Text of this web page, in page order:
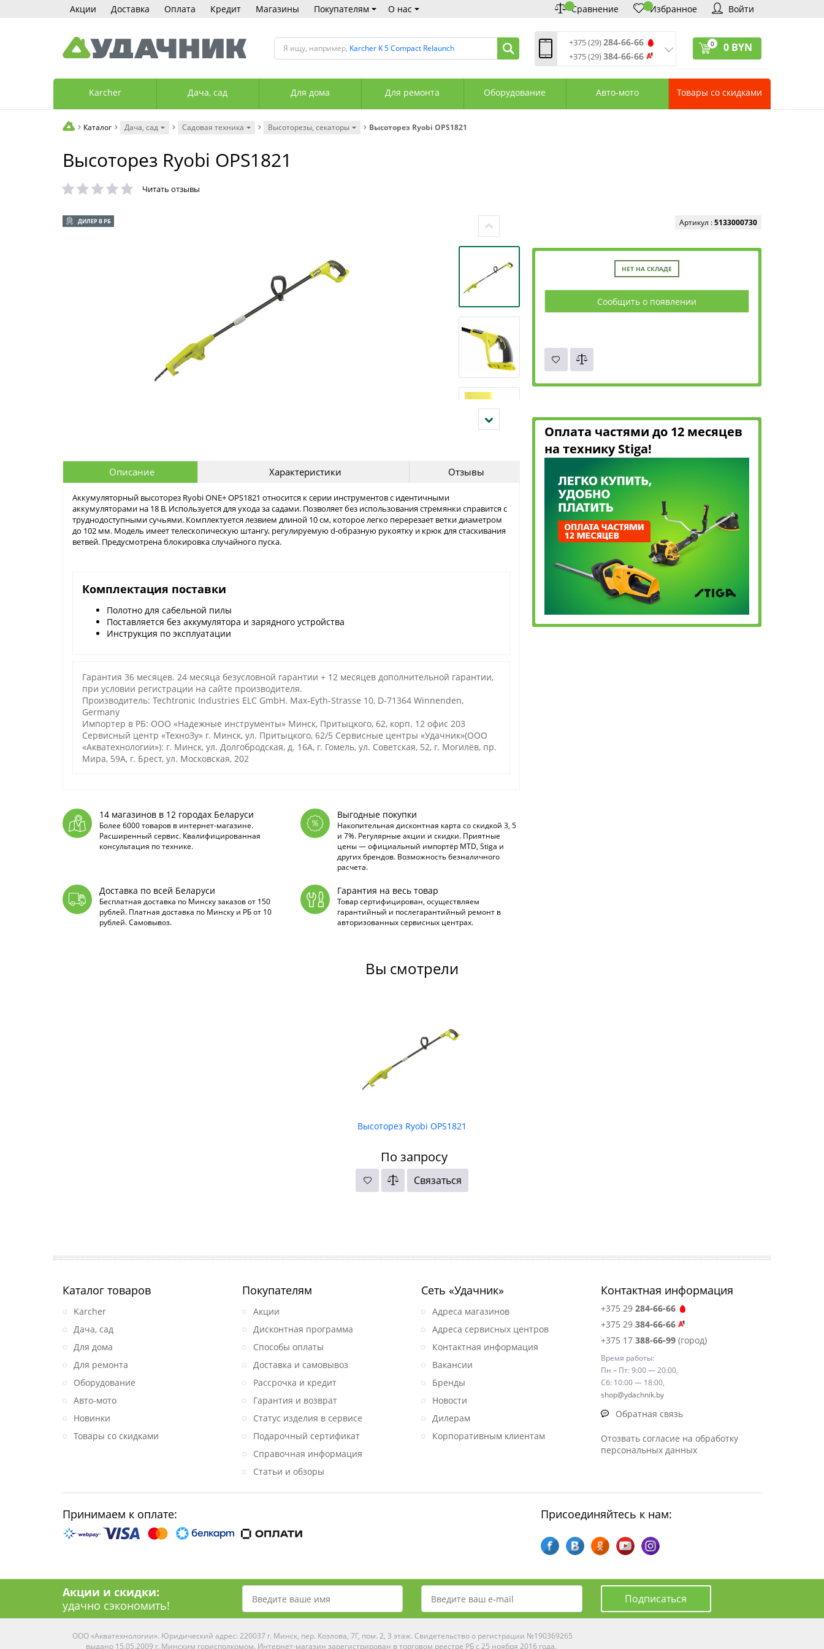
Акции Доставка Оплата Кредит Магазины Покупателям О нас Сравнение Избранное Войти
Я ищу, например, Karcher K 5 Compact Relaunch +375 (29)284-66-66
+375 (29)384-66-66
Сб: 10:00—18:00
0 0 BYN
Karcher Дача, сад Для дома Для ремонта Оборудование Авто-мото Товары со скидками
Каталог Дача, сад Садовая техника Высоторезы, секаторы Высоторез Ryobi OPS1821
Высоторез Ryobi OPS1821
Читать отзывы
ДИЛЕР В РБ Артикул :5133000730
НЕТ НА СКЛАДЕ
Сообщить о появлении
Оплата частями до 12 месяцев
на технику Stiga!
Описание Характеристики Отзывы
Аккумуляторный высоторез Ryobi ONE+ OPS1821 относится к серии инструментов с идентичными
аккумуляторами на 18 В. Используется для ухода за садами. Позволяет без использования стремянки справится с
труднодоступными сучьями. Комплектуется лезвием длиной 10 см, которое легко перерезает ветки диаметром
до 102 мм. Модель имеет телескопическую штангу, регулируемую d-образную рукоятку и крюк для стаскивания
ветвей. Предусмотрена блокировка случайного пуска.
Комплектация поставки
Полотно для сабельной пилы
Поставляется без аккумулятора и зарядного устройства
Инструкция по эксплуатации
Гарантия 36 месяцев. 24 месяца безусловной гарантии + 12 месяцев дополнительной гарантии,
при условии регистрации на сайте производителя.
Производитель: Techtronic Industries ELC GmbH. Max-Eyth-Strasse 10, D-71364 Winnenden,
Germany
Импортер в РБ: ООО «Надежные инструменты» Минск, Притыцкого, 62, корп. 12 офис 203
Сервисный центр «ТехноЗу» г. Минск, ул. Притыцкого, 62/5 Сервисные центры «Удачник»(ООО
«Акватехнологии»): г. Минск, ул. Долгобродская, д. 16А, г. Гомель, ул. Советская, 52, г. Могилёв, пр.
Мира, 59А, г. Брест, ул. Московская, 202
14 магазинов в 12 городах Беларуси
Более 6000 товаров в интернет-магазине.
Расширенный сервис. Квалифицированная
консультация по технике.
Выгодные покупки
Накопительная дисконтная карта со скидкой 3, 5
и 7%. Регулярные акции и скидки. Приятные
цены — официальный импортёр MTD, Stiga и
других брендов. Возможность безналичного
расчета.
Доставка по всей Беларуси
Бесплатная доставка по Минску заказов от 150
рублей. Платная доставка по Минску и РБ от 10
рублей. Самовывоз.
Гарантия на весь товар
Товар сертифицирован, осуществляем
гарантийный и послегарантийный ремонт в
авторизованных сервисных центрах.
Вы смотрели
Высоторез Ryobi OPS1821
По запросу
Связаться
Каталог товаров
Karcher
Дача, сад
Для дома
Для ремонта
Оборудование
Авто-мото
Новинки
Товары со скидками
Покупателям
Акции
Дисконтная программа
Способы оплаты
Доставка и самовывоз
Рассрочка и кредит
Гарантия и возврат
Статус изделия в сервисе
Подарочный сертификат
Справочная информация
Статьи и обзоры
Сеть «Удачник»
Адреса магазинов
Адреса сервисных центров
Контактная информация
Вакансии
Бренды
Новости
Дилерам
Корпоративным клиентам
Контактная информация
+375 29 284-66-66
+375 29 384-66-66
+375 17 388-66-99(город)
Время работы:
Пн – Пт: 9:00 — 20:00,
Сб: 10:00 — 18:00,
shop@ydachnik.by
Обратная связь
Отозвать согласие на обработку
персональных данных
Принимаем к оплате: Присоединяйтесь к нам:
Акции и скидки:
удачно сэкономить!
Подписаться
ООО «Акватехнологии». Юридический адрес: 220037 г. Минск, пер. Козлова, 7Г, пом. 2, 3 этаж. Свидетельство о регистрации №190369265
выдано 15.05.2009 г. Минским горисполкомом. Интернет-магазин зарегистрирован в торговом реестре РБ с 25 ноября 2016 года.